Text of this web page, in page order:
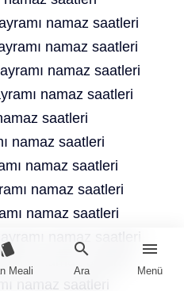
Meali
search
Ara
menu
Menü
namaz saatleri
namaz saatleri
namaz saatleri
namaz saatleri
saatleri
namaz saatleri
namaz saatleri
namaz saatleri
namaz saatleri
namaz saatleri
namaz saatleri
namaz saatleri